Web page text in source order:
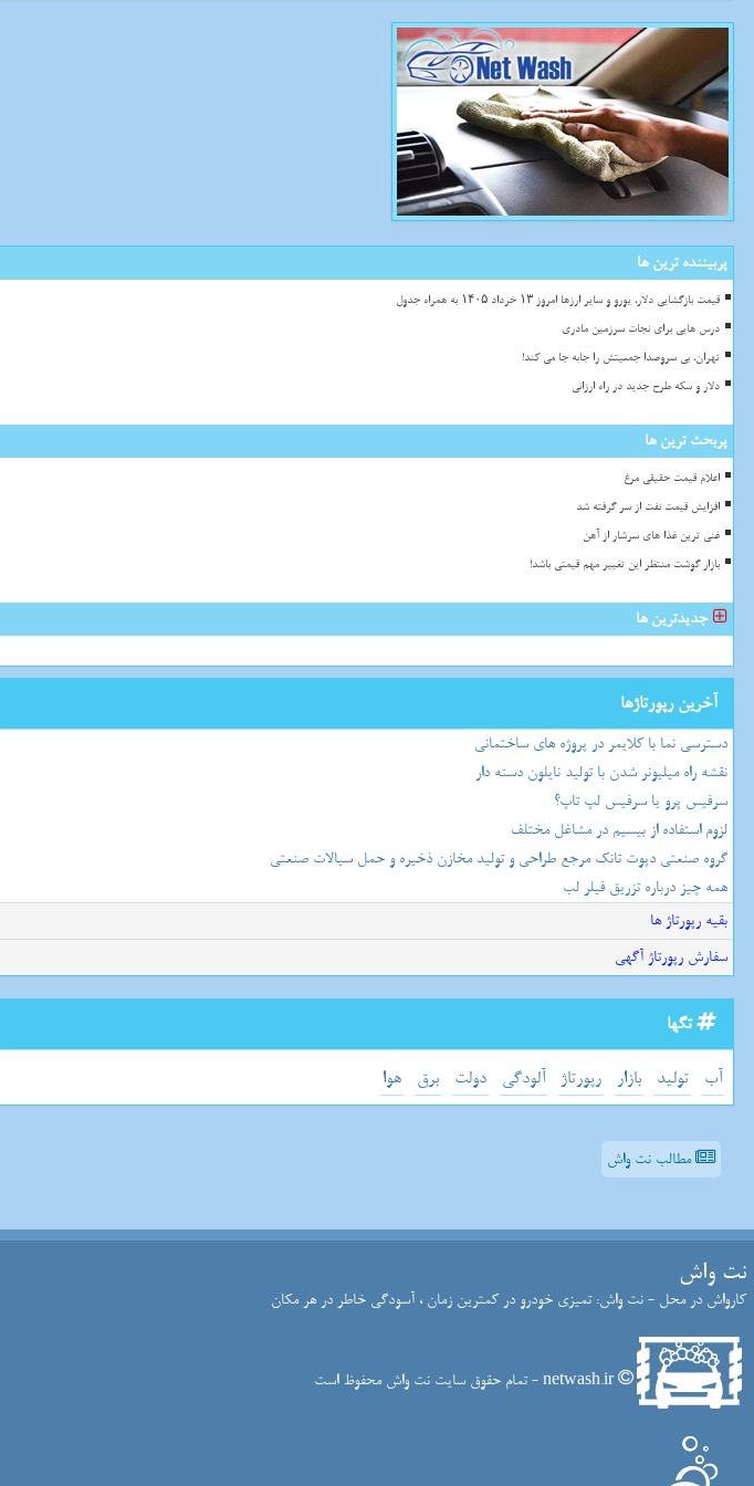
پربیننده ترین ها
قیمت بازگشایی دلار، یورو و سایر ارزها امروز ۱۳ خرداد ۱۴۰۵ به همراه جدول
درس هایی برای نجات سرزمین مادری
تهران، بی سروصدا جمعیتش را جابه جا می کند!
دلار و سکه طرح جدید در راه ارزانی
پربحث ترین ها
اعلام قیمت حقیقی مرغ
افزایش قیمت نفت از سر گرفته شد
غنی ترین غذا های سرشار از آهن
بازار گوشت منتظر این تغییر مهم قیمتی باشد!
جدیدترین ها
آخرین رپورتاژها
دسترسی نما با کلایمر در پروژه های ساختمانی
نقشه راه میلیونر شدن با تولید نایلون دسته دار
سرفیس پرو یا سرفیس لپ تاپ؟
لزوم استفاده از بیسیم در مشاغل مختلف
گروه صنعتی دپوت تانک مرجع طراحی و تولید مخازن ذخیره و حمل سیالات صنعتی
همه چیز درباره تزریق فیلر لب
بقیه رپورتاژ ها
سفارش رپورتاژ آگهی
تگها
آب تولید بازار رپورتاژ آلودگی دولت برق هوا
مطالب نت واش
نت واش
کارواش در محل - نت واش: تمیزی خودرو در کمترین زمان ، آسودگی خاطر در هر مکان
netwash.ir - تمام حقوق سایت نت واش محفوظ است